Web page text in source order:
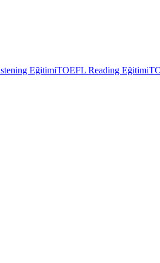
EğitimiTOEFL Reading Eğitimi